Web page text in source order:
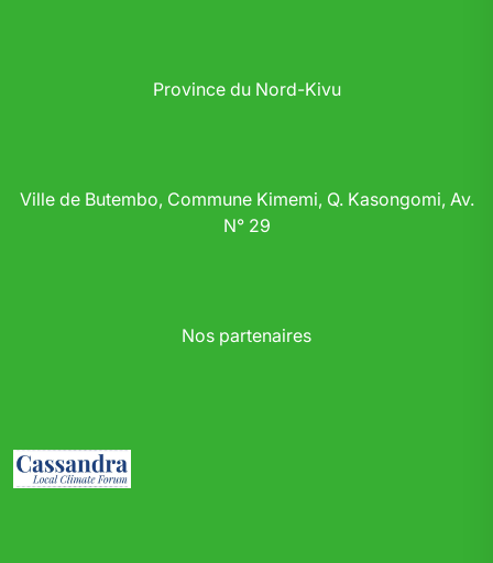
Province du Nord-Kivu
Ville de Butembo, Commune Kimemi, Q. Kasongomi, Av.
N° 29
Nos partenaires